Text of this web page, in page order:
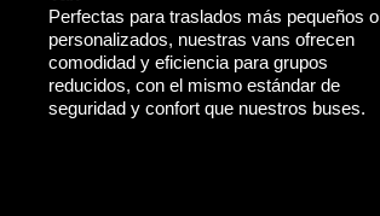
Perfectas para traslados más pequeños o
personalizados, nuestras vans ofrecen
comodidad y eficiencia para grupos
reducidos, con el mismo estándar de
seguridad y confort que nuestros buses.